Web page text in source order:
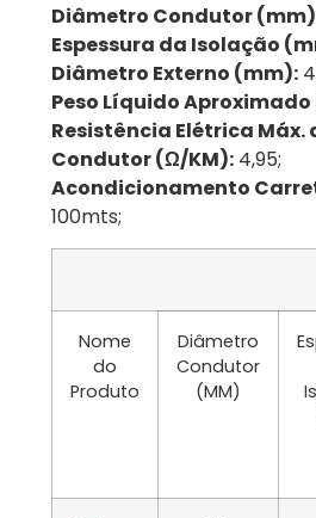
Diâmetro Condutor
Espessura da Isolação
Diâmetro Externo (mm):
Peso Líquido
Resistência Elétrica Máx.
Condutor (Ω/KM): 4,95;
Acondicionamento
100mts;
Nome
do
Produto
Diâmetro
Condutor
(MM)